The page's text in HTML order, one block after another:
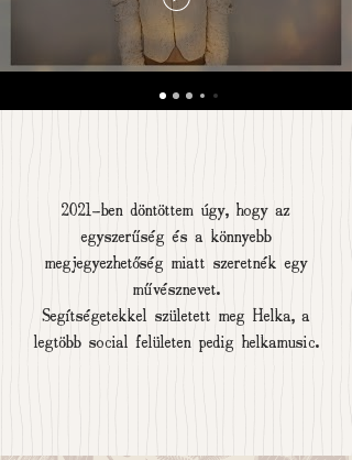
2021-ben döntöttem úgy, hogy az
egyszerűség és a könnyebb
megjegyezhetőség miatt szeretnék egy
művésznevet.
Segítségetekkel született meg Helka, a
legtöbb social felületen pedig helkamusic.